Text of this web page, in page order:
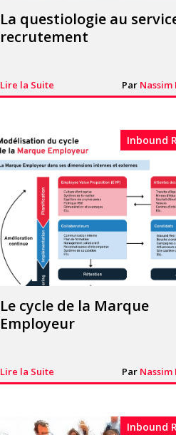
La questiologie au
recrutement
Lire la Suite Par
Le cycle de la Marque
Employeur
Lire la Suite Par
Inbound
Inbound